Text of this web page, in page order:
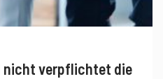
nicht verpflichtet die